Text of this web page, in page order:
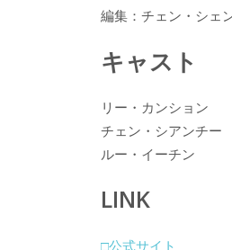
編集：チェン・シェ
キャスト
リー・カンション
チェン・シアンチー
ルー・イーチン
LINK
□公式サイト